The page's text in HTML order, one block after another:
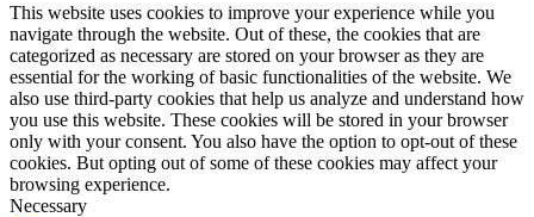
This website uses cookies to improve your experience while you
navigate through the website. Out of these, the cookies that are
categorized as necessary are stored on your browser as they are
essential for the working of basic functionalities of the website. We
also use third-party cookies that help us analyze and understand how
you use this website. These cookies will be stored in your browser
only with your consent. You also have the option to opt-out of these
cookies. But opting out of some of these cookies may affect your
browsing experience.
Necessary